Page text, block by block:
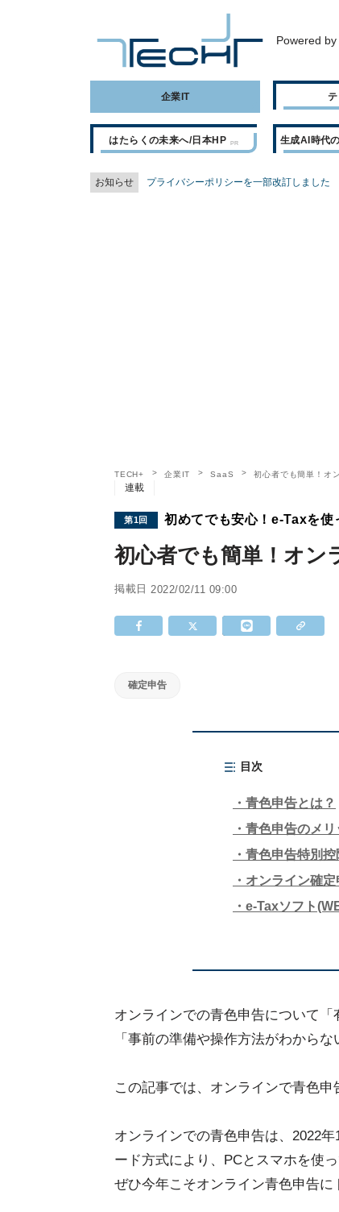
Powered by
企業IT
はたらくの未来へ/日本HP 生成AI時代
お知らせ プライバシーポリシーを一部改訂しました
TECH+ 企業IT SaaS 初心者でも簡単！オ
連載
第1回 初めてでも安心！e-Taxを使
初心者でも簡単！オン
掲載日 2022/02/11 09:00
確定申告
目次
青色申告とは？
青色申告のメリ
青色申告特別
オンライン確
e-Taxソフト
オンラインでの青色申告について「
「事前の準備や操作方法がわから
この記事では、オンラインで青色
オンラインでの青色申告は、2022
ード方式により、PCとスマホを使
ぜひ今年こそオンライン青色申告に